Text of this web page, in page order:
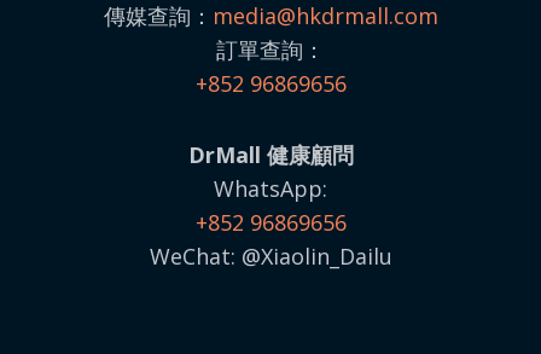
傳媒查詢： media@hkdrmall.com
訂單查詢：
+852 96869656
DrMall 健康顧問
WhatsApp:
+852 96869656
WeChat: @Xiaolin_Dailu